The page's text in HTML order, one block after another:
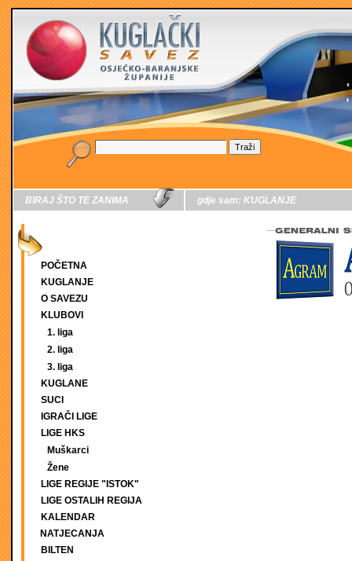
BIRAJ ŠTO TE ZANIMA
POČETNA
KUGLANJE
O SAVEZU
KLUBOVI
1. liga
2. liga
3. liga
KUGLANE
SUCI
IGRAČI LIGE
LIGE HKS
Muškarci
Žene
LIGE REGIJE "ISTOK"
LIGE OSTALIH REGIJA
KALENDAR
NATJECANJA
BILTEN
gdje sam: KUGLANJE